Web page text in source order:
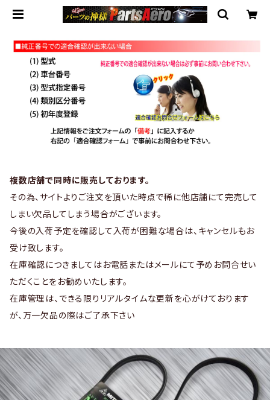
複数店舗で同時に販売しております。
その為、サイトよりご注文を頂いた時点で稀に他店舗にて完売して
しまい欠品してしまう場合がございます。
今後の入荷予定を確認して入荷が困難な場合は、キャンセルもお
受け致します。
在庫確認につきましてはお電話またはメールにて予めお問合せい
ただくことをお勧めいたします。
在庫管理は、できる限りリアルタイムな更新を心がけております
が、万一欠品の際はご了承下さい